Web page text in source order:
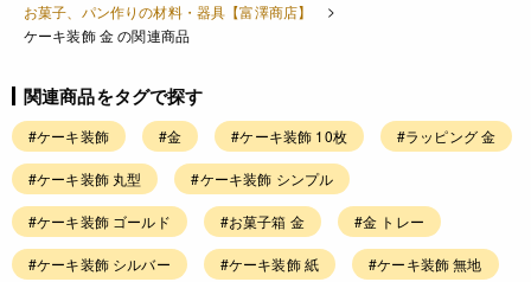
お菓子、パン作りの材料・器具【富澤商店】
ケーキ装飾 金 の関連商品
関連商品をタグで探す
#ケーキ装飾 #金 #ケーキ装飾 10枚 #ラッピング 金
#ケーキ装飾 丸型 #ケーキ装飾 シンプル
#ケーキ装飾 ゴールド #お菓子箱 金 #金 トレー
#ケーキ装飾 シルバー #ケーキ装飾 紙 #ケーキ装飾 無地